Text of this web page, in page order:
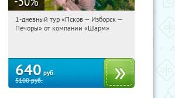
06:47:47 Купили:12
1-дневный тур «Псков — Изборск —
Печоры» от компании «Шарм»
640 руб.
5100руб.